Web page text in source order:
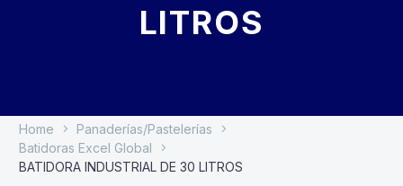
LITROS
Home
Panaderías/Pastelerías
Batidoras Excel Global
BATIDORA INDUSTRIAL DE 30 LITROS